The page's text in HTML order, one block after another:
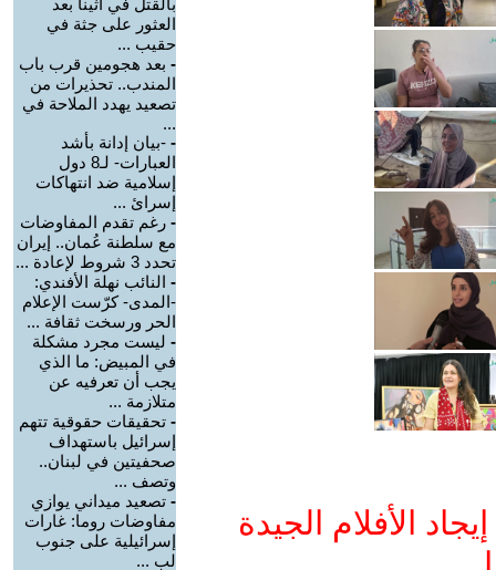
الأفلام الجيدة
بالقتل في أثينا بعد
العثور على جثة في
حقيب ...
- بعد هجومين قرب باب
المندب.. تحذيرات من
تصعيد يهدد الملاحة في
...
- -بيان إدانة بأشد
العبارات- لـ8 دول
إسلامية ضد انتهاكات
إسرائ ...
- رغم تقدم المفاوضات
مع سلطنة عُمان.. إيران
تحدد 3 شروط لإعادة ...
- النائب نهلة الأفندي:
-المدى- كرّست الإعلام
الحر ورسخت ثقافة ...
- ليست مجرد مشكلة
في المبيض: ما الذي
يجب أن تعرفيه عن
متلازمة ...
- تحقيقات حقوقية تتهم
إسرائيل باستهداف
صحفيتين في لبنان..
وتصف ...
- تصعيد ميداني يوازي
مفاوضات روما: غارات
إسرائيلية على جنوب
لب ...